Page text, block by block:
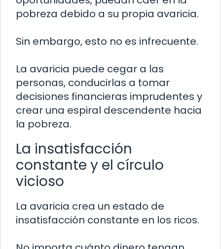
pobreza debido a su propia avaricia.
Sin embargo, esto no es infrecuente.
La avaricia puede cegar a las
personas, conducirlas a tomar
decisiones financieras imprudentes y
crear una espiral descendente hacia
la pobreza.
La insatisfacción
constante y el círculo
vicioso
La avaricia crea un estado de
insatisfacción constante en los ricos.